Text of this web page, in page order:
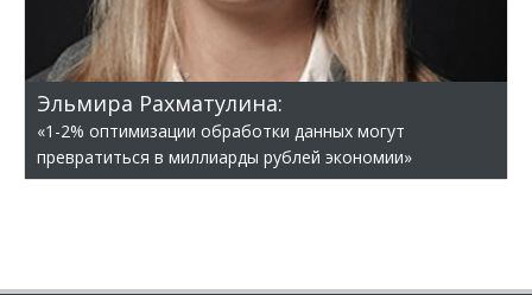
Эльмира Рахматулина:
«1-2% оптимизации обработки данных могут
превратиться в миллиарды рублей экономии»